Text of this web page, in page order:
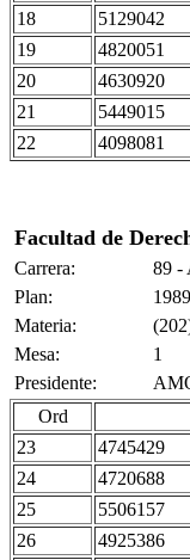
18 5129042
19 4820051
20 4630920
21 5449015
22 4098081
Facultad de
Carrera:
89 -
Plan:
1989
Materia:
Mesa:
1
Presidente:
Ord
23
4745429
24 4720688
25 5506157
26 4925386